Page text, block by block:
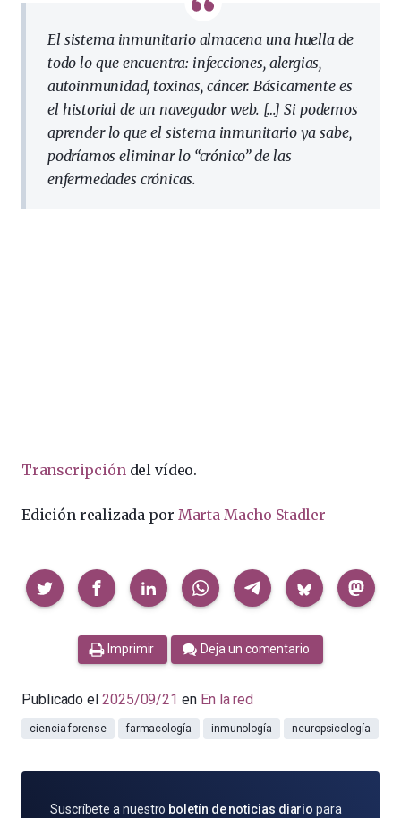
El sistema inmunitario almacena una huella de
todo lo que encuentra: infecciones, alergias,
autoinmunidad, toxinas, cáncer. Básicamente es
el historial de un navegador web. […] Si podemos
aprenderlo que el sistema inmunitario ya sabe,
podríamos eliminar lo “crónico” de las
enfermedades crónicas.
Transcripcióndel vídeo.
Edición realizada por Marta Macho Stadler
Compartir
Imprimir Deja un comentario
Publicado el 2025/09/21 en En la red
ciencia forense farmacología inmunología neuropsicología
SUSCRÍBETE
Suscríbete a nuestro boletín de noticias diario para